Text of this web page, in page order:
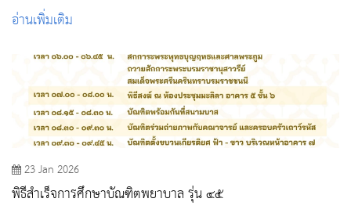
อ่านเพิ่มเติม
23 Jan 2026
พิธีสำเร็จการศึกษาบัณฑิตพยาบาล รุ่น ๔๕